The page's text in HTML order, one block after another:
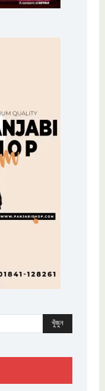
খুঁজুন